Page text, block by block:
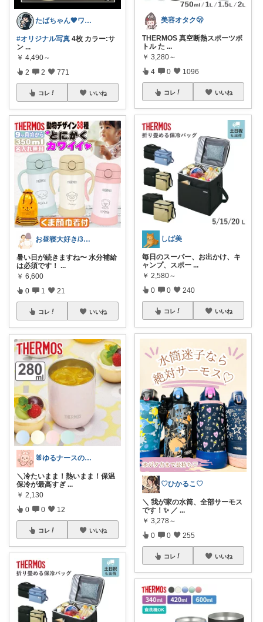
たばちゃん🖤ワンオペママ👶⌇朝コレ
#オリジナル写真 4枚 カラー:サ
ン ...
￥ 4,490～
2 2 771
コレ いいね
お昼寝大好き/30代1児の母🤱
暑い日が続きますね〜 水分補給
は必須です！ ...
￥ 6,600
0 1 21
コレ いいね
🐰ゆるナースの愛用品ROOM🐰
＼冷たいまま！熱いまま！保温
保冷が最高すぎ ...
￥ 2,130
0 0 12
コレ いいね
美容オタク🫢
THERMOS 真空断熱スポーツボ
トル た ...
￥ 3,280～
4 0 1096
コレ いいね
しば美
毎日のスーパー、お出かけ、キ
ャンプ、スポー ...
￥ 2,580～
0 0 240
コレ いいね
♡ひかるこ♡
＼ 我が家の水筒、全部サーモス
です！✨ ／ ...
￥ 3,278～
0 0 255
コレ いいね